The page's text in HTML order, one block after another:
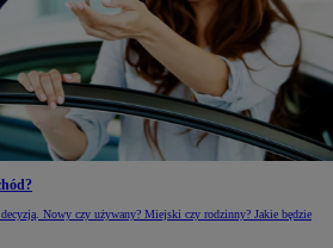
Nowy czy używany? Miejski czy rodzinny? Jakie będzie